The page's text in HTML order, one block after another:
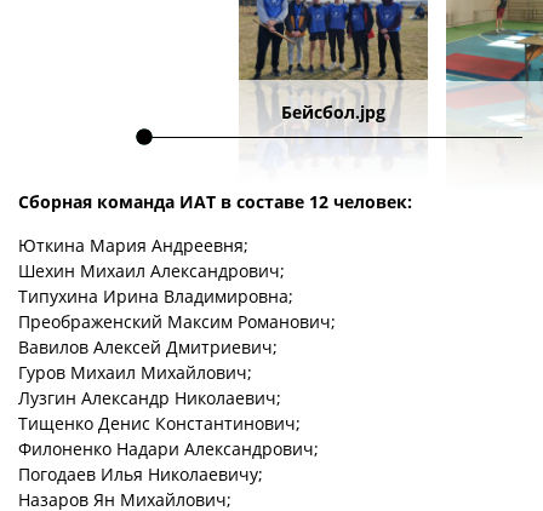
Бейсбол.jpg
Сборная команда ИАТ в составе 12 человек:
Юткина Мария Андреевня;
Шехин Михаил Александрович;
Типухина Ирина Владимировна;
Преображенский Максим Романович;
Вавилов Алексей Дмитриевич;
Гуров Михаил Михайлович;
Лузгин Александр Николаевич;
Тищенко Денис Константинович;
Филоненко Надари Александрович;
Погодаев Илья Николаевичу;
Назаров Ян Михайлович;